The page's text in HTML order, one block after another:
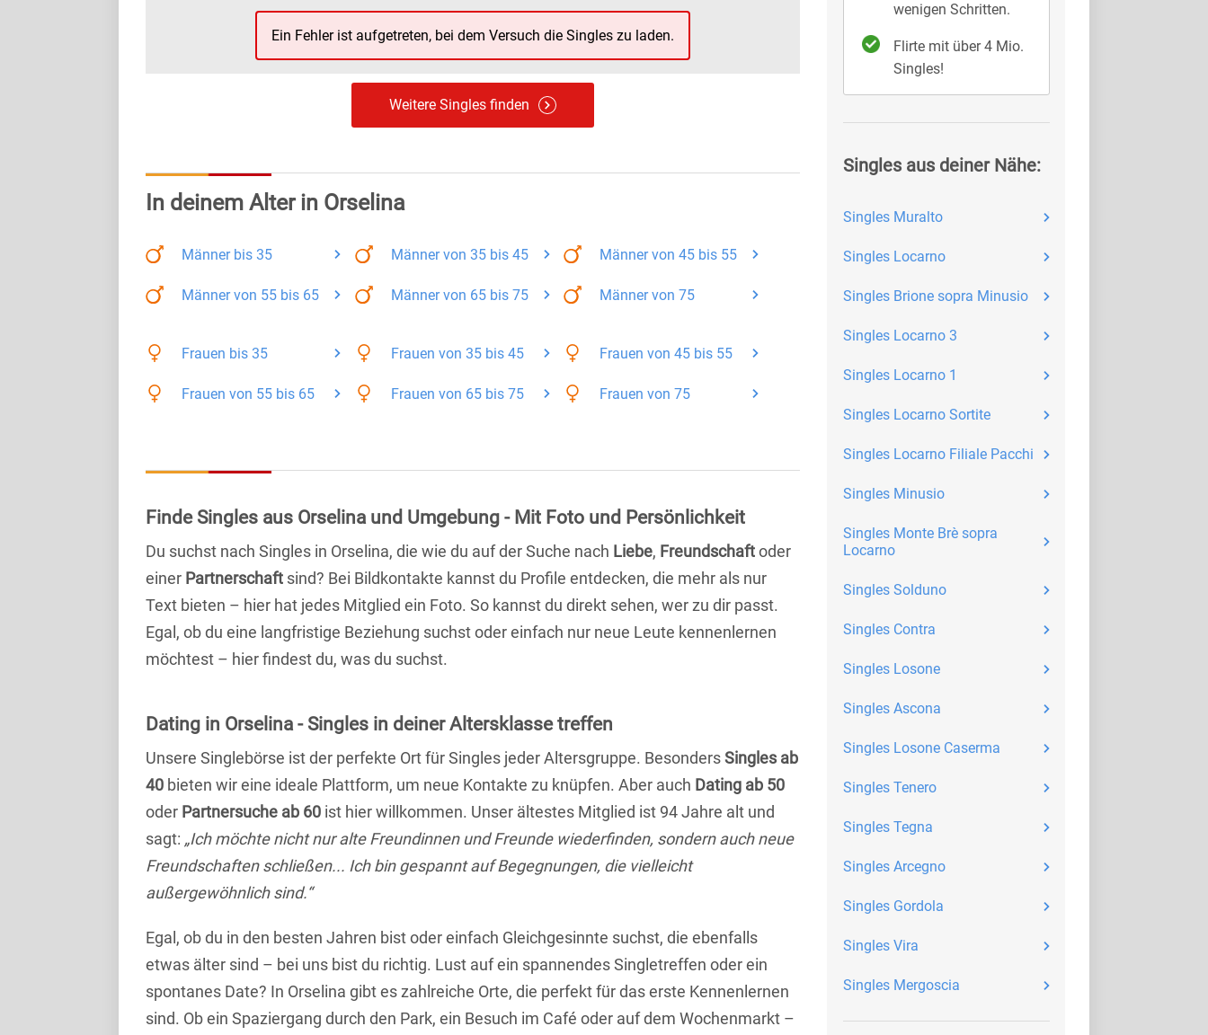
Ein Fehler ist aufgetreten, bei dem Versuch die Singles zu laden.
Weitere Singles finden
In deinem Alter in Orselina
Männerbis 35 Männervon 35 bis 45 Männervon 45 bis 55
Männervon 55 bis 65 Männervon 65 bis 75 Männervon 75
Frauen bis 35 Frauen von 35 bis 45 Frauen von 45 bis 55
Frauen von 55 bis 65 Frauen von 65 bis 75 Frauen von 75
Finde Singles aus Orselina und Umgebung - Mit Foto und Persönlichkeit
Du suchst nach Singles in Orselina, die wie du auf der Suche nach Liebe, Freundschaftoder
einer Partnerschaft sind? Bei Bildkontakte kannst du Profile entdecken, die mehr als nur
Text bieten – hier hat jedes Mitglied ein Foto. So kannst du direkt sehen, wer zu dir passt.
Egal, ob du eine langfristige Beziehung suchst oder einfach nur neue Leute kennenlernen
möchtest – hier findest du, was du suchst.
Dating in Orselina - Singles in deiner Altersklasse treffen
Unsere Singlebörse ist der perfekte Ort für Singles jeder Altersgruppe. BesondersSingles ab
40 bieten wir eine ideale Plattform, um neue Kontakte zu knüpfen. Aber auch Dating ab 50
oder Partnersuche ab 60 ist hier willkommen. Unser ältestes Mitglied ist 94 Jahre alt und
sagt: „Ich möchte nicht nur alte Freundinnen und Freunde wiederfinden, sondern auch neue
Freundschaften schließen... Ich bin gespannt auf Begegnungen, die vielleicht
außergewöhnlich sind.“
Egal, ob du in den besten Jahren bist oder einfach Gleichgesinnte suchst, die ebenfalls
etwas älter sind – bei uns bist du richtig. Lust auf ein spannendes Singletreffen oder ein
spontanes Date? In Orselina gibt es zahlreiche Orte, die perfekt für das erste Kennenlernen
sind. Ob ein Spaziergang durch den Park, ein Besuch im Café oder auf dem Wochenmarkt –
wenigen Schritten.
Flirte mit über 4 Mio.
Singles!
Singles aus deiner Nähe:
Singles Muralto
Singles Locarno
Singles Brione sopra Minusio
Singles Locarno 3
Singles Locarno 1
Singles Locarno Sortite
Singles Locarno Filiale Pacchi
Singles Minusio
Singles Monte Brè sopra
Locarno
Singles Solduno
Singles Contra
Singles Losone
Singles Ascona
Singles Losone Caserma
Singles Tenero
Singles Tegna
Singles Arcegno
Singles Gordola
Singles Vira
Singles Mergoscia